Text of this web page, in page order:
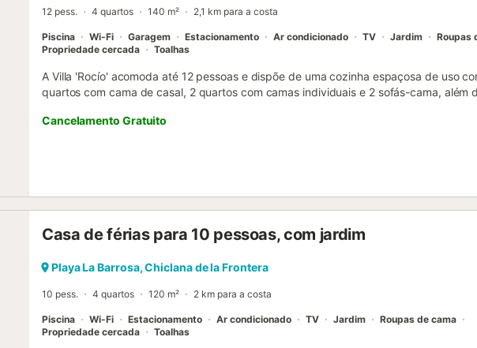
12 pess. 4 quartos 140 m² 2,1 km para a costa
Piscina Wi-Fi Garagem Estacionamento Ar condicionado TV Jardim
Roupas
Propriedade cercada
Toalhas
A Villa 'Rocío' acomoda até 12 pessoas e dispõe de uma cozinha espaçosa de uso
quartos com cama de casal, 2 quartos com camas individuais e 2 sofás-cama, além
de futebol. Todos os quartos têm ar condicionado para maior conforto. Não são
ruídos excessivos, para garantir o descanso dos vizinhos. A praia fica a apenas 5
Cancelamento Gratuito
Casa de férias para 10 pessoas, com jardim
Playa La Barrosa, Chiclana de la Frontera
10 pess. 4 quartos 120 m² 2 km para a costa
Piscina Wi-Fi Estacionamento Ar condicionado TV Jardim
Roupas de cama
Propriedade cercada
Toalhas